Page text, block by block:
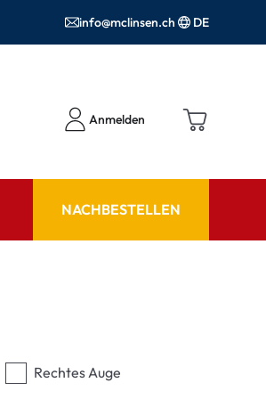
info@mclinsen.ch DE
Anmelden
NACHBESTELLEN
Rechtes Auge